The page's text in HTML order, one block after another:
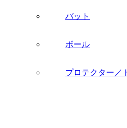
バット
ボール
プロテクター／